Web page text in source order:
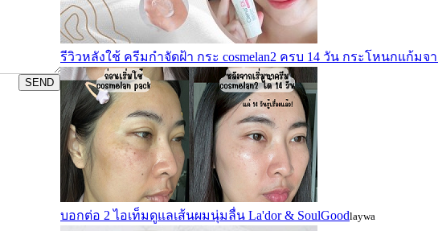
SEND
รีวิวหลังใช้ ครีมกำจัดฝ้า กระ cosmelan2 ครบ 14 วัน กระโหนกแก้ม
บอกต่อ 2 ไอเท็มดูแลเส้นผมนุ่มลื่น La'dor & SoulGoodlaywa